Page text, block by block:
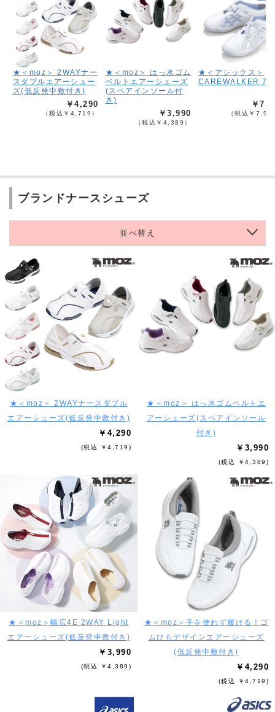
★＜moz＞ 2WAYナー
スダブルエアーシュー
ズ(低反発中敷付き)
￥4,290
（税込￥4,719）
★＜moz＞ はっ水ゴム
ベルトエアーシューズ
(スペアインソール付
き)
￥3,990
（税込￥4,389）
★＜アシックス＞
CAREWALKER
￥
（税込￥
ブランドナースシューズ
並べ替え
★＜moz＞ 2WAYナースダブル
エアーシューズ(低反発中敷付き)
￥4,290
(税込 ￥4,719)
★＜moz＞ はっ水ゴムベルトエ
アーシューズ(スペアインソール
付き)
￥3,990
(税込 ￥4,389)
★＜moz＞幅広4E 2WAY Light
エアーシューズ(低反発中敷付き)
￥3,990
(税込 ￥4,389)
★＜moz＞手を使わず履ける！ゴ
ムひもデザインエアーシューズ
(低反発中敷付き)
￥4,290
(税込 ￥4,719)